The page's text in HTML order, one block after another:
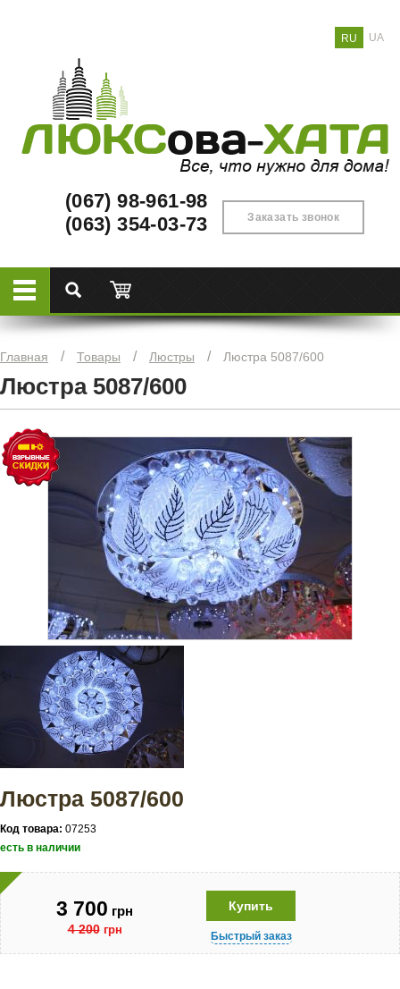
UA
RU
(067) 98-961-98
(063) 354-03-73
Заказать звонок
Главная / Товары / Люстры / Люстра 5087/600
Люстра 5087/600
Люстра 5087/600
Код товара: 07253
есть в наличии
3 700 грн
4 200 грн
Купить
Быстрый заказ